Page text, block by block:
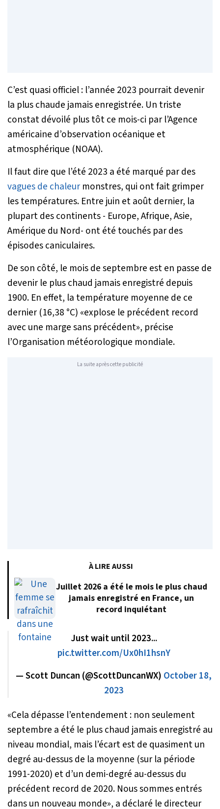
C’est quasi officiel : l’année 2023 pourrait devenir
la plus chaude jamais enregistrée. Un triste
constat dévoilé plus tôt ce mois-ci par l’Agence
américaine d’observation océanique et
atmosphérique (NOAA).
Il faut dire que l’été 2023 a été marqué par des
vagues de chaleur monstres, qui ont fait grimper
les températures. Entre juin et août dernier, la
plupart des continents - Europe, Afrique, Asie,
Amérique du Nord- ont été touchés par des
épisodes caniculaires.
De son côté, le mois de septembre est en passe de
devenir le plus chaud jamais enregistré depuis
1900. En effet, la température moyenne de ce
dernier (16,38 °C) «explose le précédent record
avec une marge sans précédent», précise
l’Organisation météorologique mondiale.
La suite après cette publicité
À LIRE AUSSI
Juillet 2026 a été le mois le plus chaud
jamais enregistré en France, un
record inquiétant
Just wait until 2023...
pic.twitter.com/Ux0hI1hsnY
— Scott Duncan (@ScottDuncanWX) October 18,
2023
«Cela dépasse l’entendement : non seulement
septembre a été le plus chaud jamais enregistré au
niveau mondial, mais l’écart est de quasiment un
degré au-dessus de la moyenne (sur la période
1991-2020) et d’un demi-degré au-dessus du
précédent record de 2020. Nous sommes entrés
dans un nouveau monde», a déclaré le directeur